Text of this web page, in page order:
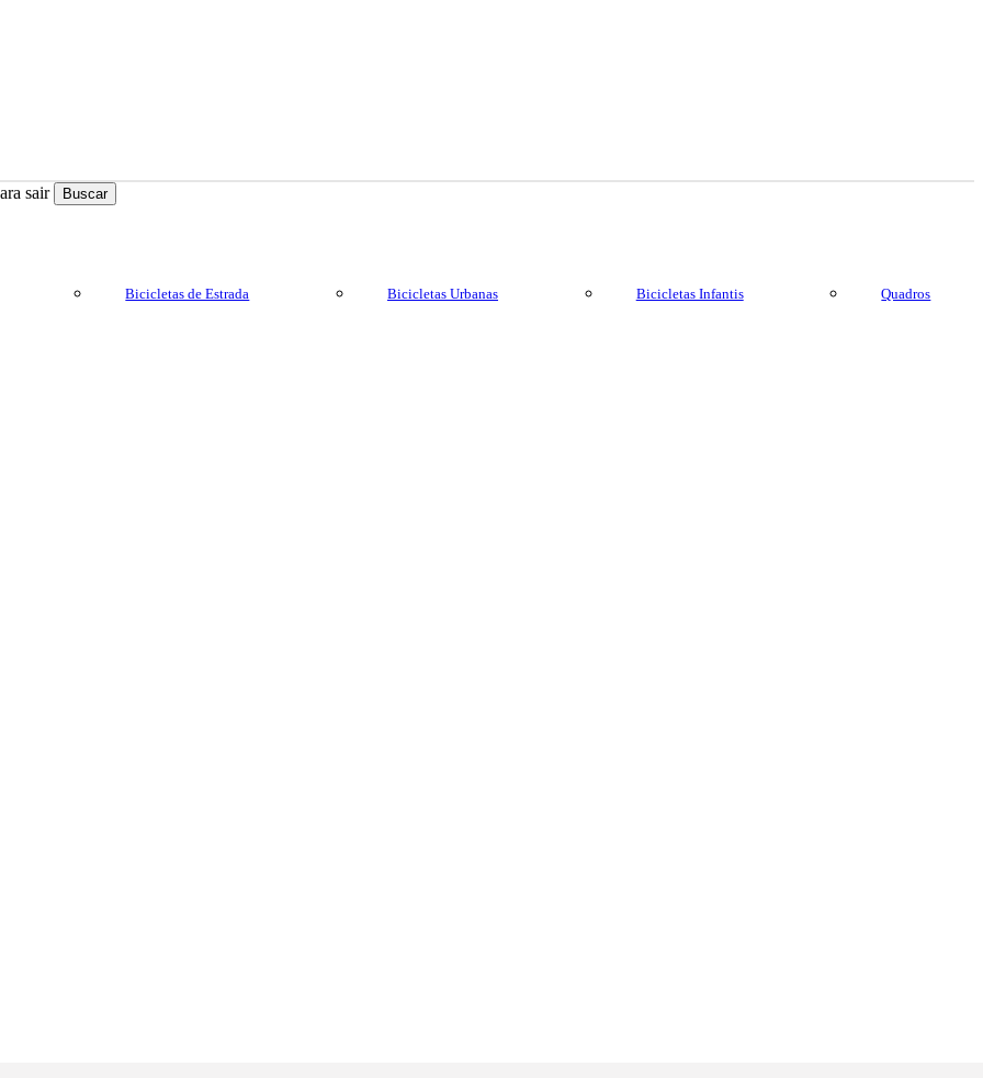
sair Buscar
Bicicletas de Estrada Bicicletas Urbanas Bicicletas Infantis Quadros